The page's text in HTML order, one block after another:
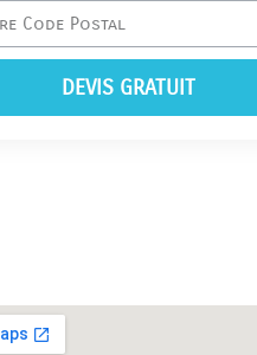
DEVIS GRATUIT